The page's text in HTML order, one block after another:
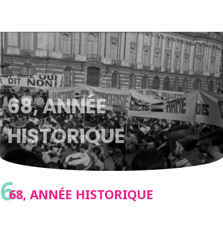
68, ANNÉE
HISTORIQUE
668, ANNÉE HISTORIQUE